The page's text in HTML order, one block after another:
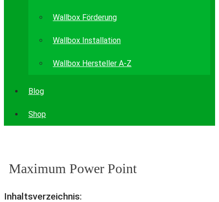
Wallbox Förderung
Wallbox Installation
Wallbox Hersteller A-Z
Blog
Shop
Maximum Power Point
Inhaltsverzeichnis: